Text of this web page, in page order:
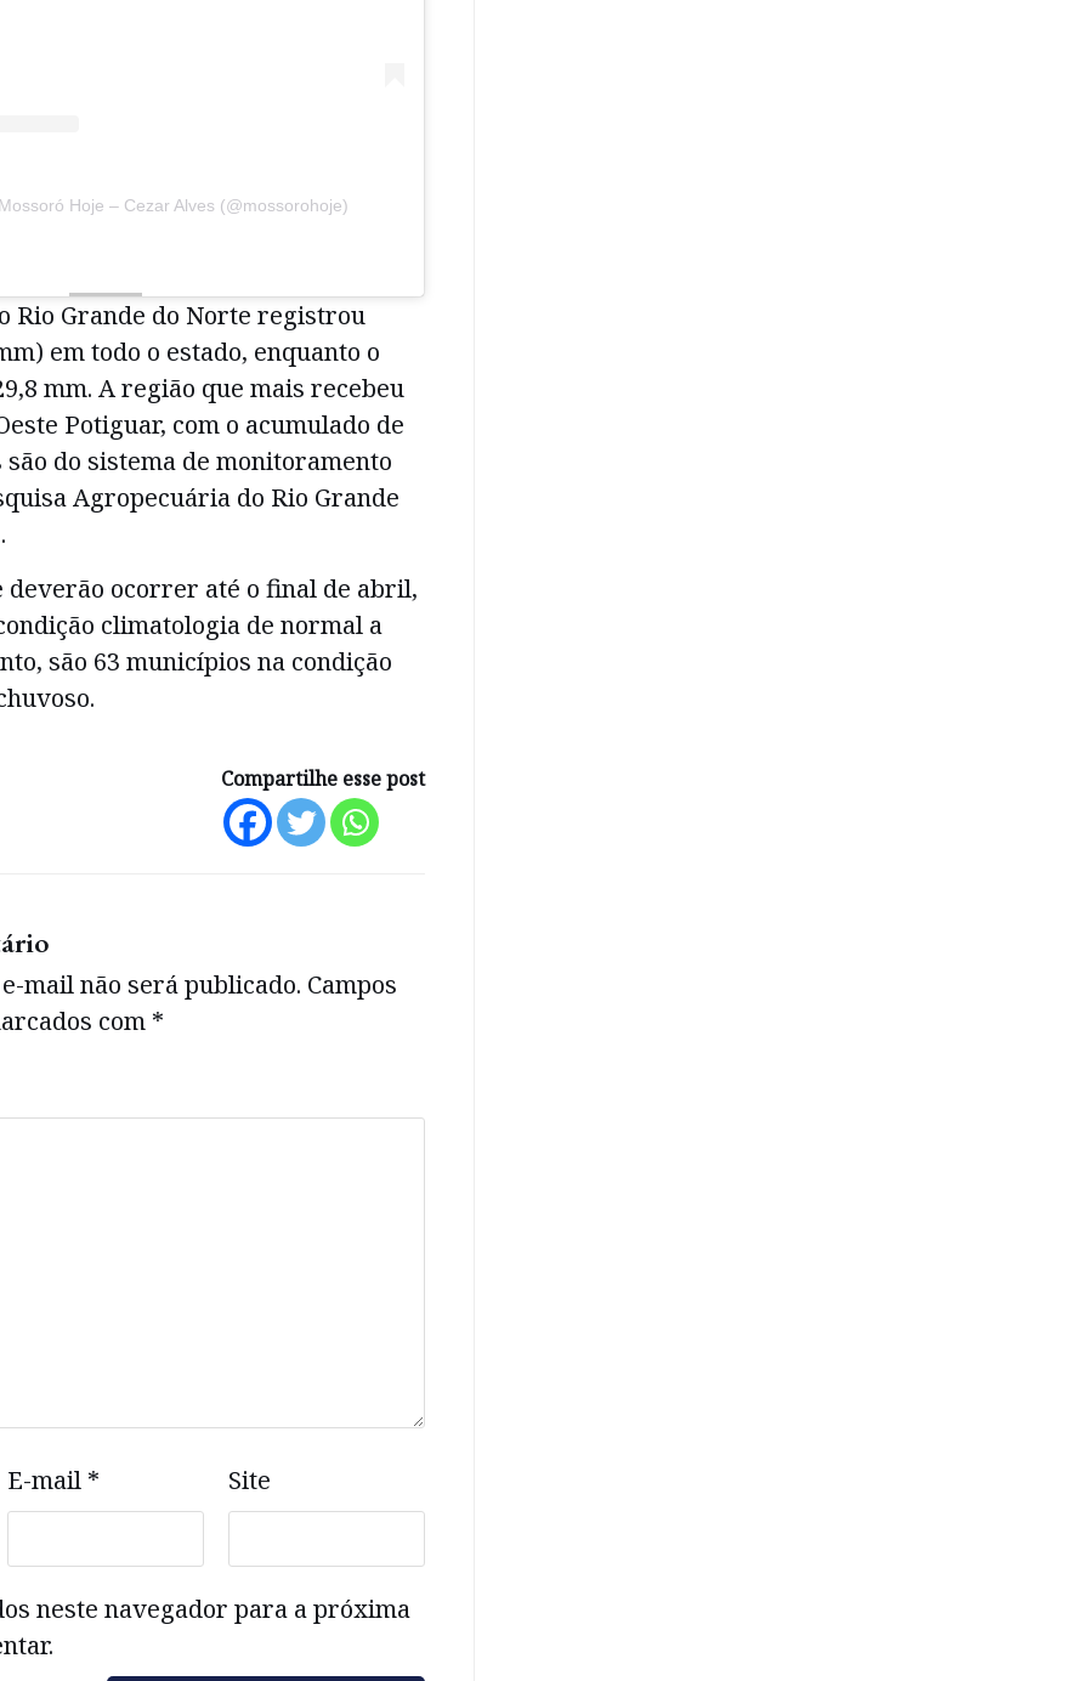
Hoje – Cezar Alves (@mossorohoje)
Rio Grande do Norte registrou
em todo o estado, enquanto o
mm. A região que mais recebeu
Potiguar, com o acumulado de
são do sistema de monitoramento
Agropecuária do Rio Grande
deverão ocorrer até o final de abril,
climatologia de normal a
são 63 municípios na condição
Compartilhe esse post
mail não será publicado. Campos
com *
E-mail * Site
neste navegador para a próxima